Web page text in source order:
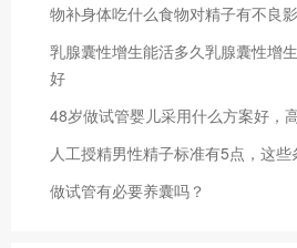
物补身体吃什么食物对精子有不良
乳腺囊性增生能活多久乳腺囊性增
好
48岁做试管婴儿采用什么方案好，
人工授精男性精子标准有5点，这
做试管有必要养囊吗？